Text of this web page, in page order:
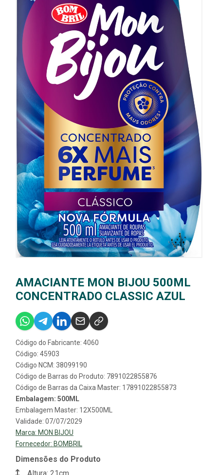
AMACIANTE MON BIJOU 500ML
CONCENTRADO CLASSIC AZUL
Código do Fabricante: 4060
Código: 45903
Código NCM: 38099190
Código de Barras do Produto: 7891022855876
Código de Barras da Caixa Master: 17891022855873
Embalagem: 500ML
Embalagem Master: 12X500ML
Validade: 07/07/2029
Marca: MON BIJOU
Fornecedor: BOMBRIL
Dimensões do Produto